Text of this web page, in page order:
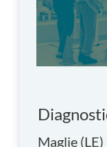
Maglie